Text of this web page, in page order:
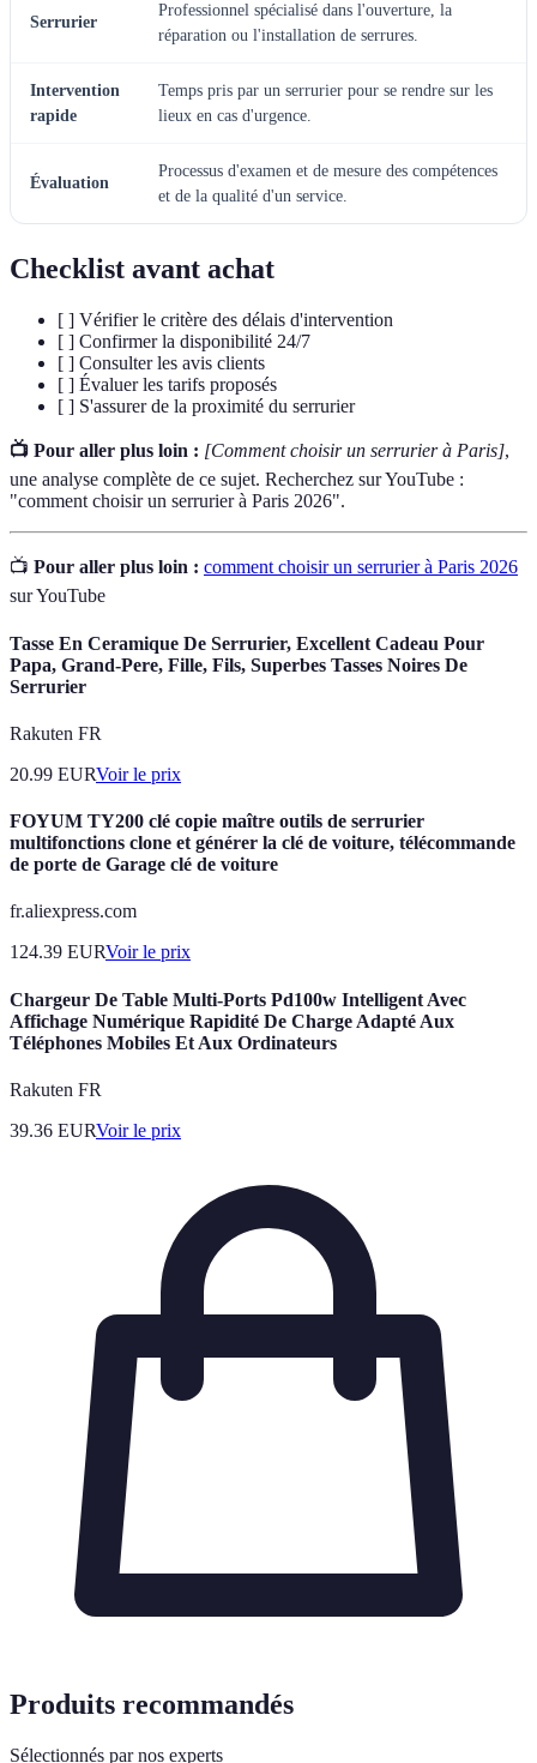
Serrurier
Professionnel spécialisé dans l'ouverture, la
réparation ou l'installation de serrures.
Intervention
rapide
Temps pris par un serrurier pour se rendre sur les
lieux en cas d'urgence.
Évaluation
Processus d'examen et de mesure des compétences
et de la qualité d'un service.
Checklist avant achat
[ ] Vérifier le critère des délais d'intervention
[ ] Confirmer la disponibilité 24/7
[ ] Consulter les avis clients
[ ] Évaluer les tarifs proposés
[ ] S'assurer de la proximité du serrurier
📺 Pour aller plus loin : [Comment choisir un serrurier à Paris],
une analyse complète de ce sujet. Recherchez sur YouTube :
"comment choisir un serrurier à Paris 2026".
📺 Pour aller plus loin : comment choisir un serrurier à Paris 2026
sur YouTube
Tasse En Ceramique De Serrurier, Excellent Cadeau Pour
Papa, Grand-Pere, Fille, Fils, Superbes Tasses Noires De
Serrurier
Rakuten FR
20.99 EURVoir le prix
FOYUM TY200 clé copie maître outils de serrurier
multifonctions clone et générer la clé de voiture, télécommande
de porte de Garage clé de voiture
fr.aliexpress.com
124.39 EURVoir le prix
Chargeur De Table Multi-Ports Pd100w Intelligent Avec
Affichage Numérique Rapidité De Charge Adapté Aux
Téléphones Mobiles Et Aux Ordinateurs
Rakuten FR
39.36 EURVoir le prix
Produits recommandés
Sélectionnés par nos experts